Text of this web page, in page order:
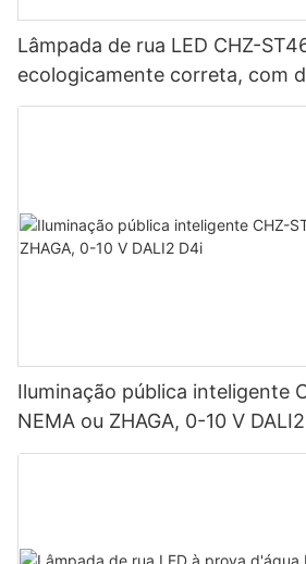
Lâmpada de rua LED CHZ-
ecologicamente correta, com
totalmente em alumínio, 20-
Iluminação pública inteligente
NEMA ou ZHAGA, 0-10 V